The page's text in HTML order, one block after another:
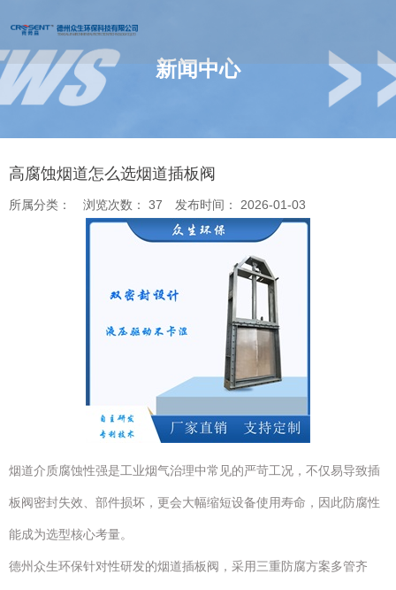
新闻中心
高腐蚀烟道怎么选烟道插板阀
所属分类： 浏览次数： 37 发布时间： 2026-01-03
烟道介质腐蚀性强是工业烟气治理中常见的严苛工况，不仅易导致插
板阀密封失效、部件损坏，更会大幅缩短设备使用寿命，因此防腐性
能成为选型核心考量。
德州众生环保针对性研发的烟道插板阀，采用三重防腐方案多管齐